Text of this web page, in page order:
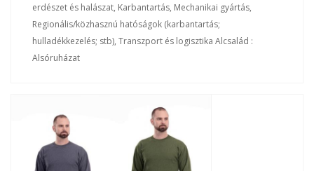
erdészet és halászat, Karbantartás, Mechanikai gyártás,
Regionális/közhasznú hatóságok (karbantartás;
hulladékkezelés; stb), Transzport és logisztika Alcsalád :
Alsóruházat